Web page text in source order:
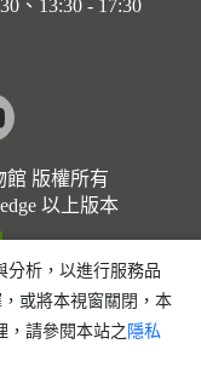
、13:30 - 17:30
youtube
館 版權所有
以上版本
分析，以進行服務品
或將本視窗關閉，本
，請參閱本站之 隱私